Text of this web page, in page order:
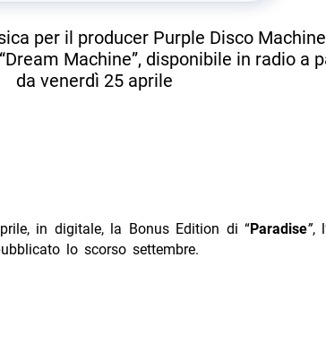
per il producer Purple Disco
Machine”, disponibile in radio a
da venerdì 25 aprile
in digitale, la Bonus Edition di “Paradise”,
lo scorso settembre.